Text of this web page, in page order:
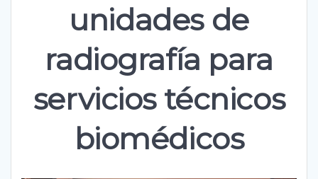
unidades de
radiografía para
servicios técnicos
biomédicos